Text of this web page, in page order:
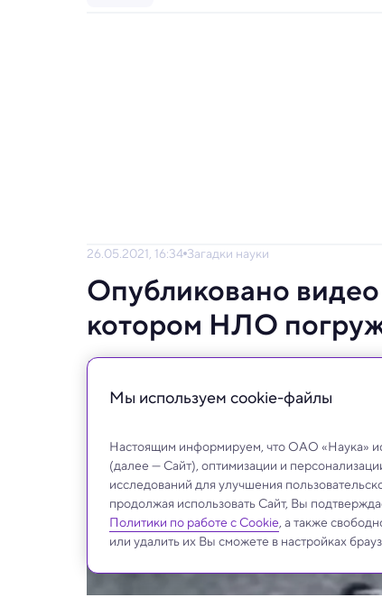
26.05.2021, 16:34 Загадки науки
Опубликовано
котором НЛО
Представитель Пентагона
Мы используем сookie-файлы
Настоящим информируем, что ОАО «Наука»
(далее — Сайт), оптимизации и
исследований для улучшения
продолжая использовать Сайт, Вы
Политики по работе с Cookie, а также
или удалить их Вы сможете в настройках